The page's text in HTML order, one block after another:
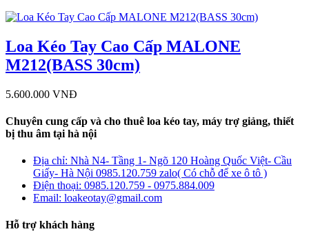
Loa Kéo Tay Cao Cấp MALONE
M212(BASS 30cm)
5.600.000 VNĐ
Chuyên cung cấp và cho thuê loa kéo tay, máy trợ giảng, thiết
bị thu âm tại hà nội
Địa chỉ: Nhà N4- Tầng 1- Ngõ 120 Hoàng Quốc Việt- Cầu
Giấy- Hà Nội 0985.120.759 zalo( Có chỗ để xe ô tô )
Điện thoại: 0985.120.759 - 0975.884.009
Email: loakeotay@gmail.com
Hỗ trợ khách hàng